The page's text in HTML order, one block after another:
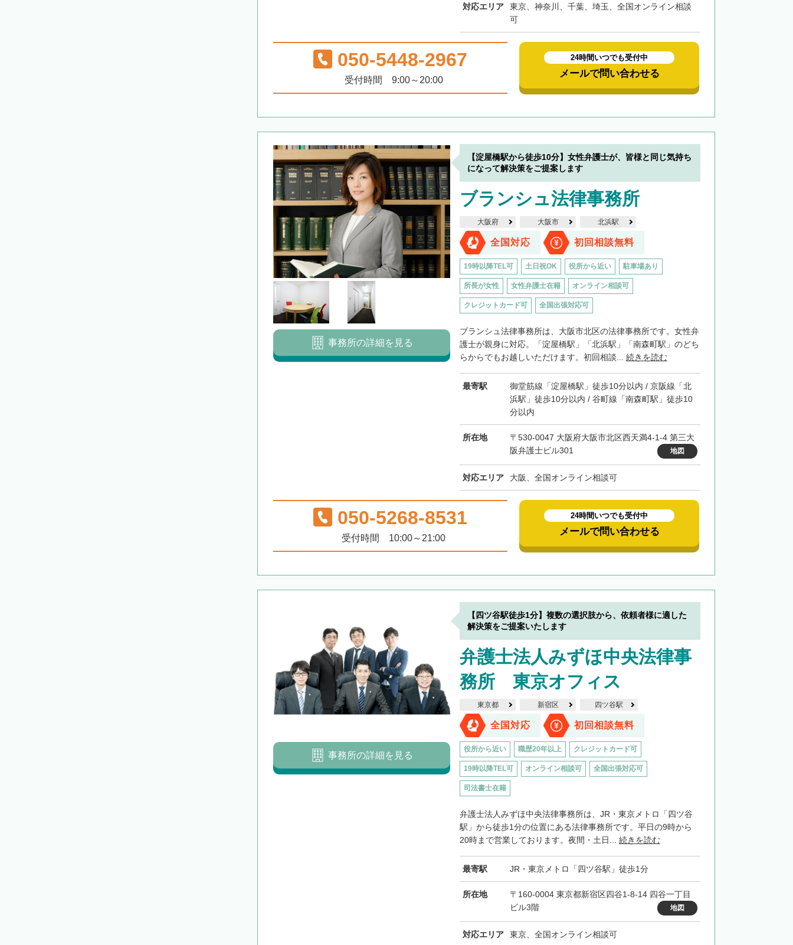
対応エリア
東京、神奈川、千葉、埼玉、全国オンライン相談
可
050-5448-2967
受付時間 9:00～20:00
24時間いつでも受付中
メールで問い合わせる
【淀屋橋駅から徒歩10分】女性弁護士が、皆様と同じ気持ち
になって解決策をご提案します
ブランシュ法律事務所
大阪府 大阪市 北浜駅
全国対応 初回相談無料
19時以降TEL可 土日祝OK 役所から近い 駐車場あり
所長が女性 女性弁護士在籍 オンライン相談可
クレジットカード可 全国出張対応可
ブランシュ法律事務所は、大阪市北区の法律事務所です。女性弁
護士が親身に対応。「淀屋橋駅」「北浜駅」「南森町駅」のどち
らからでもお越しいただけます。初回相談... 続きを読む
最寄駅
御堂筋線「淀屋橋駅」徒歩10分以内 / 京阪線「北
浜駅」徒歩10分以内 / 谷町線「南森町駅」徒歩10
分以内
所在地
〒530-0047 大阪府大阪市北区西天満4-1-4 第三大
阪弁護士ビル301
地図
対応エリア 大阪、全国オンライン相談可
事務所の詳細を見る
050-5268-8531
受付時間 10:00～21:00
24時間いつでも受付中
メールで問い合わせる
【四ツ谷駅徒歩1分】複数の選択肢から、依頼者様に適した
解決策をご提案いたします
弁護士法人みずほ中央法律事
務所 東京オフィス
東京都 新宿区 四ツ谷駅
全国対応 初回相談無料
役所から近い 職歴20年以上 クレジットカード可
19時以降TEL可 オンライン相談可 全国出張対応可
司法書士在籍
弁護士法人みずほ中央法律事務所は、JR・東京メトロ「四ツ谷
駅」から徒歩1分の位置にある法律事務所です。平日の9時から
20時まで営業しております。夜間・土日... 続きを読む
最寄駅 JR・東京メトロ「四ツ谷駅」徒歩1分
所在地
〒160-0004 東京都新宿区四谷1-8-14 四谷一丁目
ビル3階
地図
対応エリア 東京、全国オンライン相談可
事務所の詳細を見る